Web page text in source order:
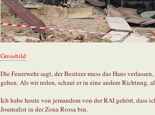
Grossbild
Die Feuerwehr sagt, der Besitzer muss das Haus
gehen. Als wir reden, schaut er in eine andere Richtung,
Ich habe heute von jemandem von der RAI gehört, dass
Journalist in der Zona Rossa bin.